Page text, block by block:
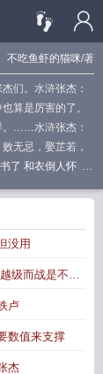
不吃鱼虾的猫咪/著
们。水浒张杰：
算是厉害的了。
。……水浒张杰：
无忌，娶芷若，
了 和衣倒人怀 穿
没用
级而战是不可
卢
数值来支撑
杰